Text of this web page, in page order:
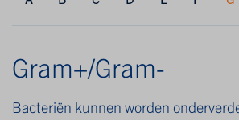
Gram+/Gram-
Bacteriën kunnen worden